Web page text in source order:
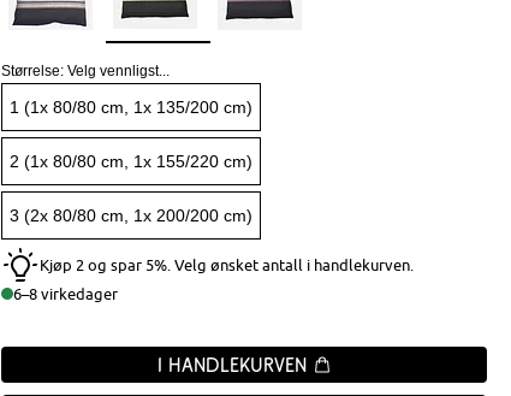
Størrelse:Velg vennligst...
1 (1x 80/80 cm, 1x 135/200 cm)
2 (1x 80/80 cm, 1x 155/220 cm)
3 (2x 80/80 cm, 1x 200/200 cm)
Kjøp 2 og spar 5%. Velg ønsket antall i handlekurven.
6–8 virkedager
I handlekurven